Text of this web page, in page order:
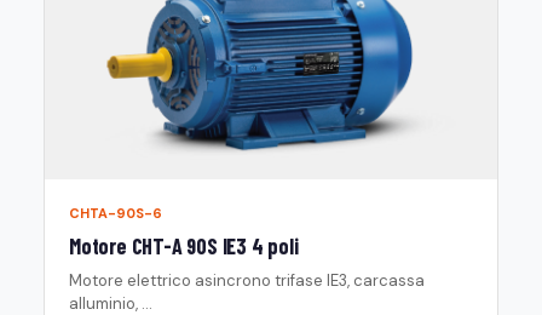
CHTA-90S-6
Motore CHT-A 90S IE3 4 poli
Motore elettrico asincrono trifase IE3, carcassa
alluminio, ...